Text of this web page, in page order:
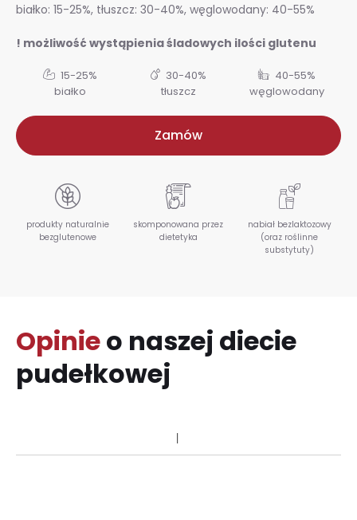
białko: 15-25%, tłuszcz: 30-40%, węglowodany: 40-55%
! możliwość wystąpienia śladowych ilości glutenu
15-25%
białko
30-40%
tłuszcz
40-55%
węglowodany
Zamów
produkty naturalnie
bezglutenowe
skomponowana przez
dietetyka
nabiał bezlaktozowy
(oraz roślinne
substytuty)
Opinieo naszej diecie
pudełkowej